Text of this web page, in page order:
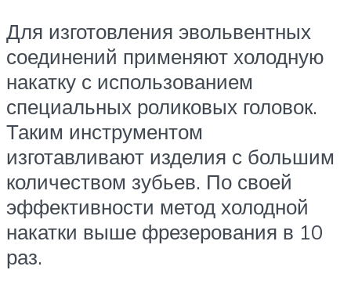
Для изготовления эвольвентных
соединений применяют холодную
накатку с использованием
специальных роликовых головок.
Таким инструментом
изготавливают изделия с большим
количеством зубьев. По своей
эффективности метод холодной
накатки выше фрезерования в 10
раз.